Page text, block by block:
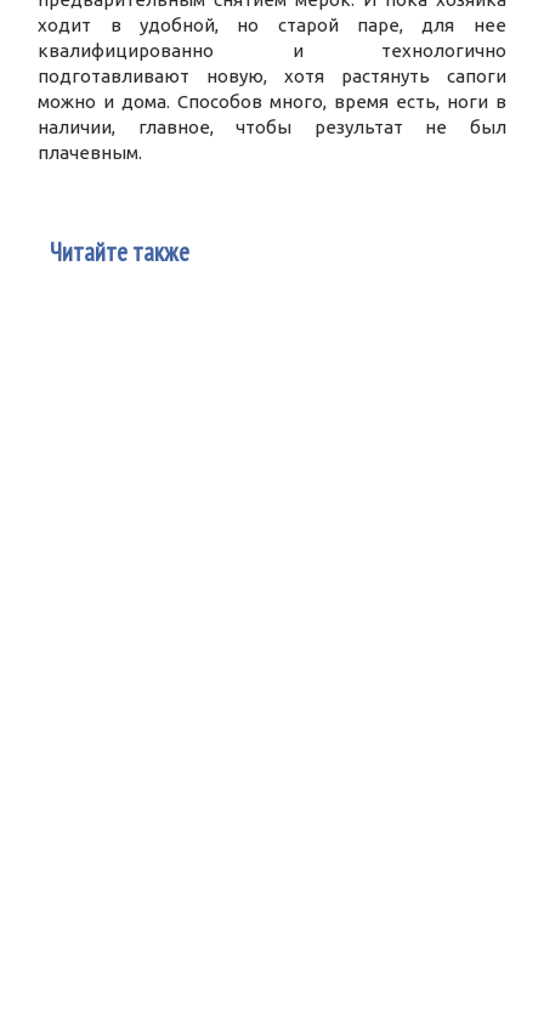
ходит в удобной, но старой паре, для нее
квалифицированно и технологично
подготавливают новую, хотя растянуть сапоги
можно и дома. Способов много, время есть, ноги в
наличии, главное, чтобы результат не был
плачевным.
Читайте также